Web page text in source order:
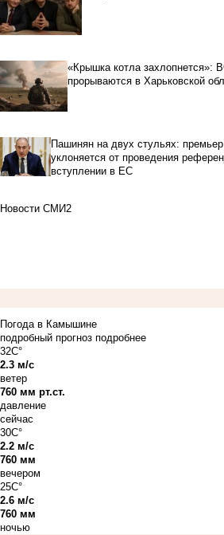
«Крышка котла захлопнется»:
прорываются в Харьковской
Пашинян на двух стульях:
уклоняется от проведения
вступлении в ЕС
Новости СМИ2
Погода в Камышине
подробный прогноз подробнее
32C°
2.3 м/с
ветер
760 мм рт.ст.
давление
сейчас
30C°
2.2 м/с
760 мм
вечером
25C°
2.6 м/с
760 мм
ночью